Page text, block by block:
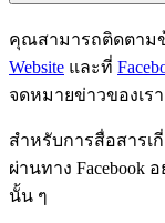
คุณสามารถติดตาม
Website และที่
จดหมายข่าวของเร
สำหรับการสื่อสารเ
ผ่านทาง Facebook
นั้น ๆ